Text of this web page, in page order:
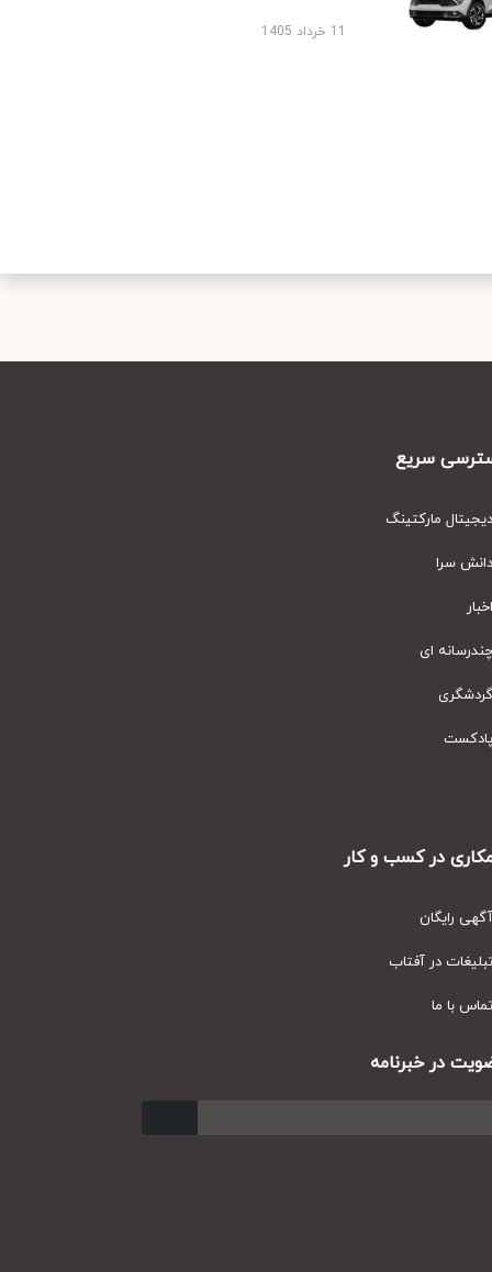
سریع
مارکتینگ
سرا
ای
در کسب و کار
رایگان
در آفتاب
با ما
در خبرنامه